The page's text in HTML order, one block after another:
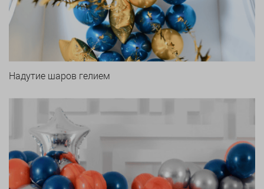
Надутие шаров гелием